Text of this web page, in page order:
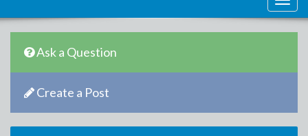
Ask a Question
Create a Post